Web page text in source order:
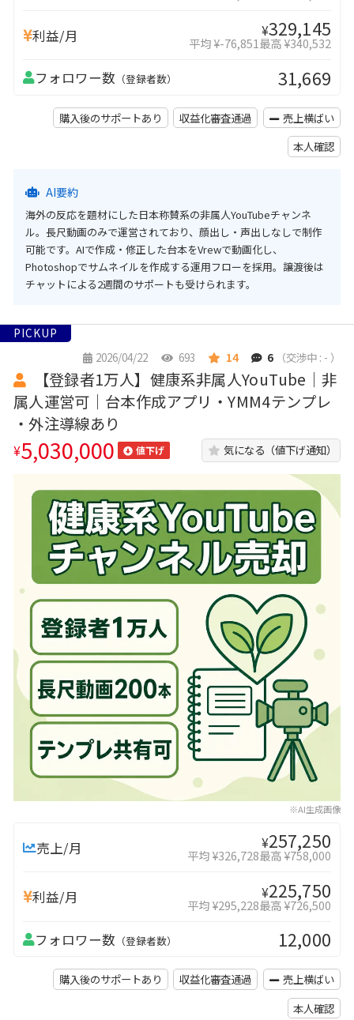
利益/月 ¥329,145
平均 ¥-76,851最高 ¥340,532
フォロワー数 （登録者数） 31,669
購入後のサポートあり 収益化審査通過
売上横ばい
本人確認
AI要約
海外の反応を題材にした日本称賛系の非属人YouTubeチャンネ
ル。長尺動画のみで運営されており、顔出し・声出しなしで制作
可能です。AIで作成・修正した台本をVrewで動画化し、
Photoshopでサムネイルを作成する運用フローを採用。譲渡後は
チャットによる2週間のサポートも受けられます。
PICKUP
2026/04/22
693 14 6 （交渉中 : - ）
※AI生成画像
【登録者1万人】健康系非属人YouTube｜非
属人運営可｜台本作成アプリ・YMM4テンプレ
・外注導線あり
¥5,030,000 値下げ 気になる（値下げ通知）
売上/月 ¥257,250
平均 ¥326,728最高 ¥758,000
利益/月 ¥225,750
平均 ¥295,228最高 ¥726,500
フォロワー数 （登録者数） 12,000
購入後のサポートあり 収益化審査通過
売上横ばい
本人確認